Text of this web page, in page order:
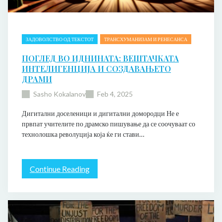
ЗАДОВОЛСТВО ОД ТЕКСТОТ ТРАНСХУМАНИЗАМ И РЕНЕСАНСА
ПОГЛЕД ВО ИДНИНАТА: ВЕШТАЧКАТА
ИНТЕЛИГЕНЦИЈА И СОЗДАВАЊЕТО
ДРАМИ
Sasho Kokalanov Feb 4, 2025
Дигитални доселеници и дигитални домородци Не е
првпат учителите по драмско пишување да се соочуваат со
технолошка револуција која ќе ги стави…
Continue Reading:
П
л
е